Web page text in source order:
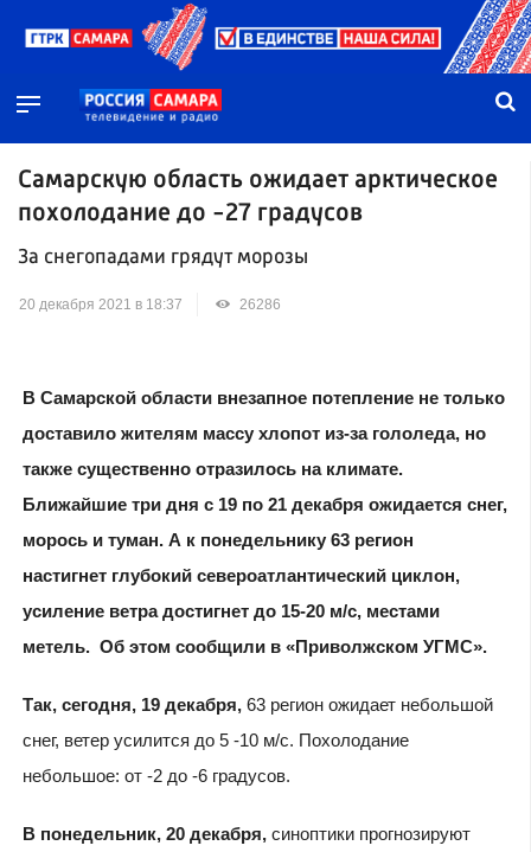
Самарскую область ожидает арктическое
похолодание до -27 градусов
За снегопадами грядут морозы
20 декабря 2021 в 18:37 26286
В Самарской области внезапное потепление не только
доставило жителям массу хлопот из-за гололеда, но
также существенно отразилось на климате.
Ближайшие три дня с 19 по 21 декабря ожидается снег,
морось и туман. А к понедельнику 63 регион
настигнет глубокий североатлантический циклон,
усиление ветра достигнет до 15-20 м/с, местами
метель. Об этом сообщили в «Приволжском УГМС».
Так, сегодня, 19 декабря, 63 регион ожидает небольшой
снег, ветер усилится до 5 -10 м/с. Похолодание
небольшое: от -2 до -6 градусов.
В понедельник, 20 декабря, синоптики прогнозируют